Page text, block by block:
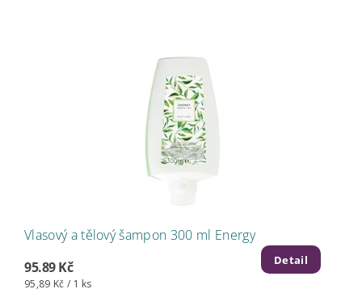
Vlasový a tělový šampon 300 ml Energy
95.89 Kč
95,89 Kč / 1 ks
Detail